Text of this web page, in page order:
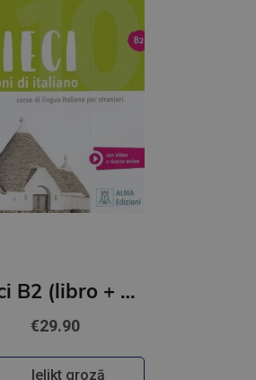
Dieci B2 (libro + audio e video online)
€29.90
Ielikt grozā